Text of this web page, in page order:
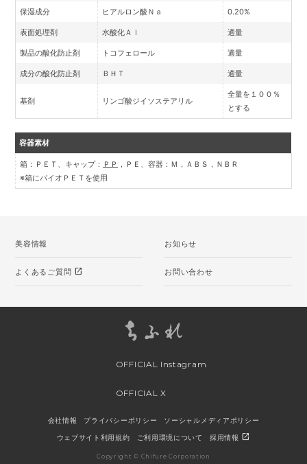
保湿成分 ヒアルロン酸Ｎａ 0.20%
表面処理剤 水酸化Ａｌ 適量
製品の酸化防止剤 トコフェロール 適量
成分の酸化防止剤 ＢＨＴ 適量
基剤 リンゴ酸ジイソステアリル
全量を１００％
とする
容器素材
箱：ＰＥＴ、キャップ： ＰＰ ，ＰＥ、容器：Ｍ，ＡＢＳ，ＮＢＲ
※箱にバイオＰＥＴを使用
美容情報 お知らせ
よくあるご質問 open_in_new お問い合わせ
OFFICIAL Instagram
OFFICIAL X
会社情報 プライバシーポリシー ソーシャルメディアポリシー
ウェブサイト利用規約 ご利用環境について 採用情報 open_in_new
Copyright © Chifure Corporation